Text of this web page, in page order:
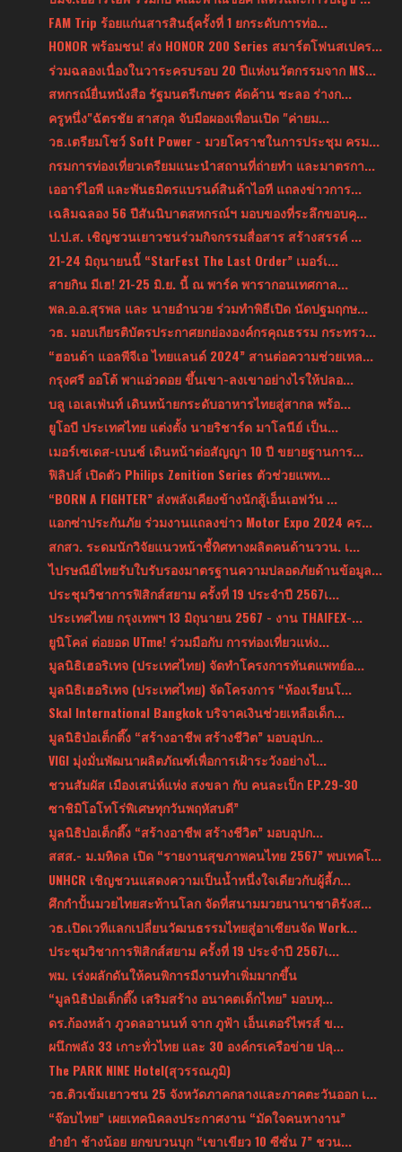
FAM Trip ร้อยแก่นสารสินธุ์ครั้งที่ 1 ยกระดับการท่อ...
HONOR พร้อมชน! ส่ง HONOR 200 Series สมาร์ตโฟนสเปคร...
ร่วมฉลองเนื่องในวาระครบรอบ 20 ปีแห่งนวัตกรรมจาก MS...
สหกรณ์ยื่นหนังสือ รัฐมนตรีเกษตร คัดค้าน ชะลอ ร่างก...
ครูหนึ่ง"ฉัตรชัย สาสกุล จับมือผองเพื่อนเปิด "ค่ายม...
วธ.เตรียมโชว์ Soft Power - มวยโคราชในการประชุม ครม...
กรมการท่องเที่ยวเตรียมแนะนำสถานที่ถ่ายทำ และมาตรกา...
เออาร์ไอพี และพันธมิตรแบรนด์สินค้าไอที แถลงข่าวการ...
เฉลิมฉลอง 56 ปีสันนิบาตสหกรณ์ฯ มอบของที่ระลึกขอบคุ...
ป.ป.ส. เชิญชวนเยาวชนร่วมกิจกรรมสื่อสาร สร้างสรรค์ ...
21-24 มิถุนายนนี้ “StarFest The Last Order” เมอร์เ...
สายกิน มีเฮ! 21-25 มิ.ย. นี้ ณ พาร์ค พารากอนเทศกาล...
พล.อ.อ.สุรพล และ นายอำนวย ร่วมทำพิธีเปิด นัดปฐมฤกษ...
วธ. มอบเกียรติบัตรประกาศยกย่ององค์กรคุณธรรม กระทรว...
“ฮอนด้า แอลพีจีเอ ไทยแลนด์ 2024” สานต่อความช่วยเหล...
กรุงศรี ออโต้ พาแอ่วดอย ขึ้นเขา-ลงเขาอย่างไรให้ปลอ...
บลู เอเลเฟ่นท์ เดินหน้ายกระดับอาหารไทยสู่สากล พร้อ...
ยูโอบี ประเทศไทย แต่งตั้ง นายริชาร์ด มาโลนีย์ เป็น...
เมอร์เซเดส-เบนซ์ เดินหน้าต่อสัญญา 10 ปี ขยายฐานการ...
ฟิลิปส์ เปิดตัว Philips Zenition Series ตัวช่วยแพท...
“BORN A FIGHTER” ส่งพลังเคียงข้างนักสู้เอ็นเอฟวัน ...
แอกซ่าประกันภัย ร่วมงานแถลงข่าว Motor Expo 2024 คร...
สกสว. ระดมนักวิจัยแนวหน้าชี้ทิศทางผลิตคนด้านววน. เ...
ไปรษณีย์ไทยรับใบรับรองมาตรฐานความปลอดภัยด้านข้อมูล...
ประชุมวิชาการฟิสิกส์สยาม ครั้งที่ 19 ประจำปี 2567เ...
ประเทศไทย กรุงเทพฯ 13 มิถุนายน 2567 - งาน THAIFEX-...
ยูนิโคล่ ต่อยอด UTme! ร่วมมือกับ การท่องเที่ยวแห่ง...
มูลนิธิเฮอริเทจ (ประเทศไทย) จัดทำโครงการทันตแพทย์อ...
มูลนิธิเฮอริเทจ (ประเทศไทย) จัดโครงการ “ห้องเรียนโ...
Skal International Bangkok บริจาคเงินช่วยเหลือเด็ก...
มูลนิธิป่อเต็กตึ๊ง “สร้างอาชีพ สร้างชีวิต” มอบอุปก...
VIGI มุ่งมั่นพัฒนาผลิตภัณฑ์เพื่อการเฝ้าระวังอย่างไ...
ชวนสัมผัส เมืองเสน่ห์แห่ง สงขลา กับ คนละเป็ก EP.29-30
ซาชิมิโอโทโร่พิเศษทุกวันพฤหัสบดี”
มูลนิธิป่อเต็กตึ๊ง “สร้างอาชีพ สร้างชีวิต” มอบอุปก...
สสส.- ม.มหิดล เปิด “รายงานสุขภาพคนไทย 2567” พบเทคโ...
UNHCR เชิญชวนแสดงความเป็นน้ำหนึ่งใจเดียวกับผู้ลี้ภ...
ศึกกำปั้นมวยไทยสะท้านโลก จัดที่สนามมวยนานาชาติรังส...
วธ.เปิดเวทีแลกเปลี่ยนวัฒนธรรมไทยสู่อาเซียนจัด Work...
ประชุมวิชาการฟิสิกส์สยาม ครั้งที่ 19 ประจำปี 2567เ...
พม. เร่งผลักดันให้คนพิการมีงานทำเพิ่มมากขึ้น
“มูลนิธิป่อเต็กตึ๊ง เสริมสร้าง อนาคตเด็กไทย” มอบทุ...
ดร.ก้องหล้า ภูวดลอานนท์ จาก ภูฟ้า เอ็นเตอร์ไพรส์ ข...
ผนึกพลัง 33 เกาะทั่วไทย และ 30 องค์กรเครือข่าย ปลุ...
The PARK NINE Hotel(สุวรรณภูมิ)
วธ.ติวเข้มเยาวชน 25 จังหวัดภาคกลางและภาคตะวันออก เ...
“จ๊อบไทย” เผยเทคนิคลงประกาศงาน “มัดใจคนหางาน”
ยำยำ ช้างน้อย ยกขบวนบุก “เขาเขียว 10 ซีซั่น 7” ชวน...